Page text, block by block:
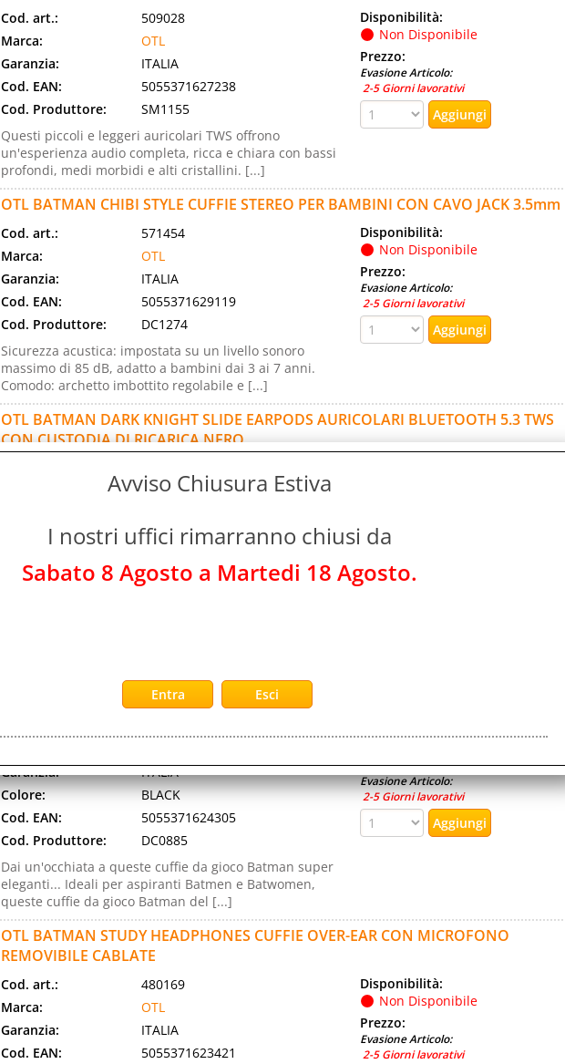
Cod. art.:
509028
Marca:
OTL
Garanzia:
ITALIA
Cod. EAN:
5055371627238
Cod. Produttore:
SM1155
Questi piccoli e leggeri auricolari TWS offrono
un'esperienza audio completa, ricca e chiara con bassi
profondi, medi morbidi e alti cristallini. [...]
Disponibilità:
Non Disponibile
Prezzo:
Evasione Articolo:
2-5 Giorni lavorativi
OTL BATMAN CHIBI STYLE CUFFIE STEREO PER BAMBINI CON CAVO JACK 3.5mm
Cod. art.:
571454
Marca:
OTL
Garanzia:
ITALIA
Cod. EAN:
5055371629119
Cod. Produttore:
DC1274
Sicurezza acustica: impostata su un livello sonoro
massimo di 85 dB, adatto a bambini dai 3 ai 7 anni.
Comodo: archetto imbottito regolabile e [...]
Disponibilità:
Non Disponibile
Prezzo:
Evasione Articolo:
2-5 Giorni lavorativi
OTL BATMAN DARK KNIGHT SLIDE EARPODS AURICOLARI BLUETOOTH 5.3 TWS
CON CUSTODIA DI RICARICA NERO
OTL
BLACK
Cod. Produttore:
DC1267
2-5 Giorni lavorativi
OTL BATMAN SIGNAL G1 GAMING HEADPHONES CUFFIE ON-EAR CON
MICROFONO CABLATE NERO
Garanzia:
ITALIA
Colore:
BLACK
Cod. EAN:
5055371624305
Cod. Produttore:
DC0885
Dai un'occhiata a queste cuffie da gioco Batman super
eleganti... Ideali per aspiranti Batmen e Batwomen,
queste cuffie da gioco Batman del [...]
Non Disponibile
Prezzo:
Evasione Articolo:
2-5 Giorni lavorativi
OTL BATMAN STUDY HEADPHONES CUFFIE OVER-EAR CON MICROFONO
REMOVIBILE CABLATE
Cod. art.:
480169
Marca:
OTL
Garanzia:
ITALIA
Cod. EAN:
5055371623421
Disponibilità:
Non Disponibile
Prezzo:
Evasione Articolo:
2-5 Giorni lavorativi
Avviso Chiusura Estiva
I nostri uffici rimarranno chiusi da
Sabato 8 Agosto a Martedi 18 Agosto.